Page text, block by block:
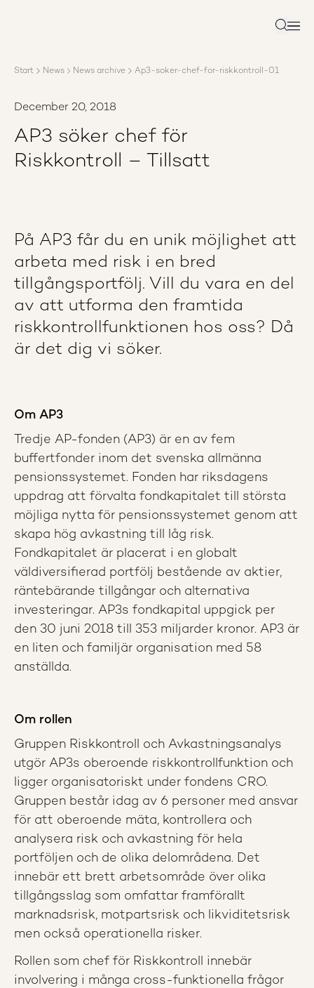
Reports
Contact us
Search
Start News News archive Ap3-soker-chef-for-riskkontroll-01
December 20, 2018
AP3 söker chef för
Riskkontroll – Tillsatt
På AP3 får du en unik möjlighet att
arbeta med risk i en bred
tillgångsportfölj. Vill du vara en del
av att utforma den framtida
riskkontrollfunktionen hos oss? Då
är det dig vi söker.
Om AP3
Tredje AP-fonden (AP3) är en av fem
buffertfonder inom det svenska allmänna
pensionssystemet. Fonden har riksdagens
uppdrag att förvalta fondkapitalet till största
möjliga nytta för pensionssystemet genom att
skapa hög avkastning till låg risk.
Fondkapitalet är placerat i en globalt
väldiversifierad portfölj bestående av aktier,
räntebärande tillgångar och alternativa
investeringar. AP3s fondkapital uppgick per
den 30 juni 2018 till 353 miljarder kronor. AP3 är
en liten och familjär organisation med 58
anställda.
Om rollen
Gruppen Riskkontroll och Avkastningsanalys
utgör AP3s oberoende riskkontrollfunktion och
ligger organisatoriskt under fondens CRO.
Gruppen består idag av 6 personer med ansvar
för att oberoende mäta, kontrollera och
analysera risk och avkastning för hela
portföljen och de olika delområdena. Det
innebär ett brett arbetsområde över olika
tillgångsslag som omfattar framförallt
marknadsrisk, motpartsrisk och likviditetsrisk
men också operationella risker.
Rollen som chef för Riskkontroll innebär
involvering i många cross-funktionella frågor